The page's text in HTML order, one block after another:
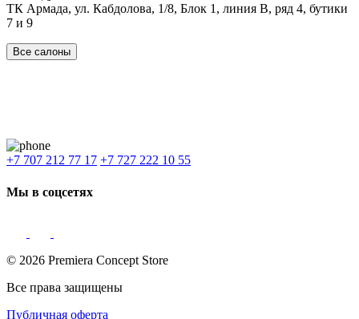
ТК Армада, ул. Кабдолова, 1/8, Блок 1, линия В, ряд 4, бутики
7 и 9
Все салоны
+7 707 212 77 17 +7 727 222 10 55
Мы в соцсетях
© 2026 Premiera Concept Store
Все права защищены
Публичная оферта